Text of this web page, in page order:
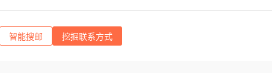
智能搜邮 挖掘联系方式